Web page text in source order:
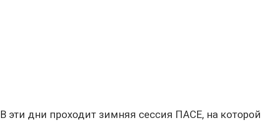
В эти дни проходит зимняя сессия ПАСЕ, на которой